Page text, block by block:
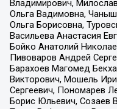
Владимирович,
Ольга Вадимовна,
Ольга Борисовна,
Васильева Анастасия
Бойко Анатолий
Пивоваров Андрей
Барахоев Магомед
Викторович, Мошель
Сергеевич, Пономарев
Борис Юльевич, Созаев